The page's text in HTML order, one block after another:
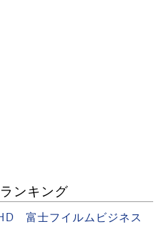
ンキング
富士フイルムビジネス